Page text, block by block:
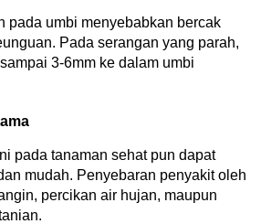
pada umbi menyebabkan bercak
Pada serangan yang parah,
3-6mm ke dalam umbi
pada tanaman sehat pun dapat
mudah. Penyebaran penyakit oleh
percikan air hujan, maupun